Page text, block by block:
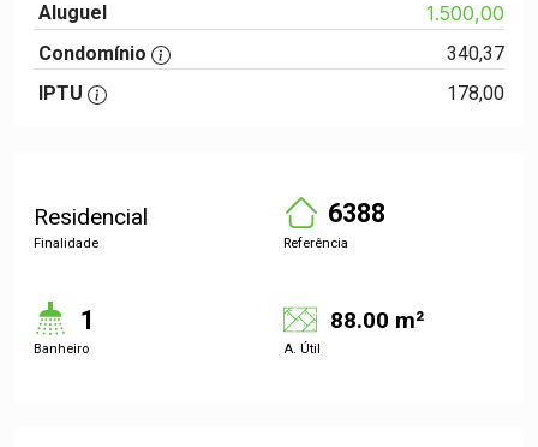
Aluguel 1.500,00
Condomínio
340,37
IPTU
178,00
Residencial
Finalidade
6388
Referência
1
Banheiro
88.00 m²
A. Útil